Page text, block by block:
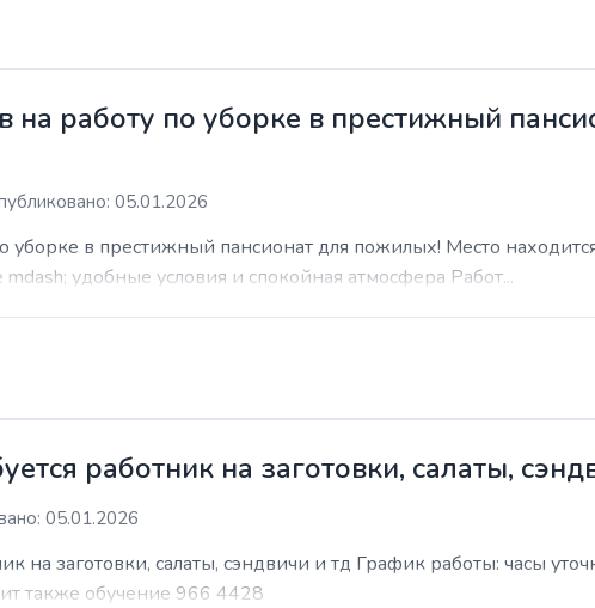
на работу по уборке в престижный
05.01.2026
уборке в престижный пансионат для пожилых! Место
удобные условия и спокойная атмосфера Работ...
работник на заготовки, салаты,
05.01.2026
на заготовки, салаты, сэндвичи и тд График работы: часы
также обучение 966 4428